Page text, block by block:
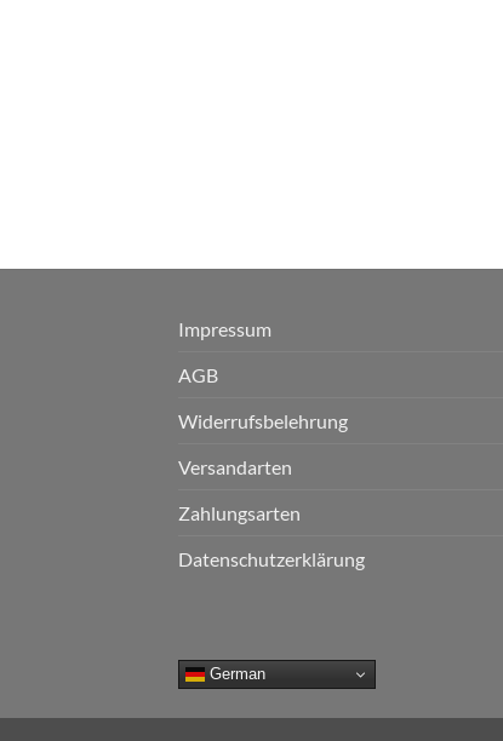
Impressum
AGB
Widerrufsbelehrung
Versandarten
Zahlungsarten
Datenschutzerklärung
German